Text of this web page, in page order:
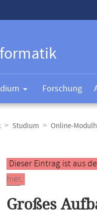
Forschung
Studium Online-
Hauptinhalt
Dieser Eintrag ist aus
hier.
Großes